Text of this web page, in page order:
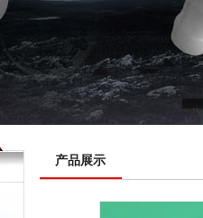
产品展示